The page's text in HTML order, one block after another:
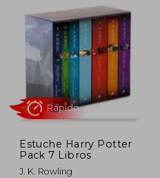
Rápido
Estuche Harry Potter
Pack 7 Libros
J. K. Rowling